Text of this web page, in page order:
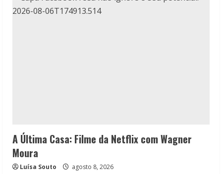
A Última Casa: Filme da Netflix com Wagner
Moura
Luísa Souto agosto 8, 2026